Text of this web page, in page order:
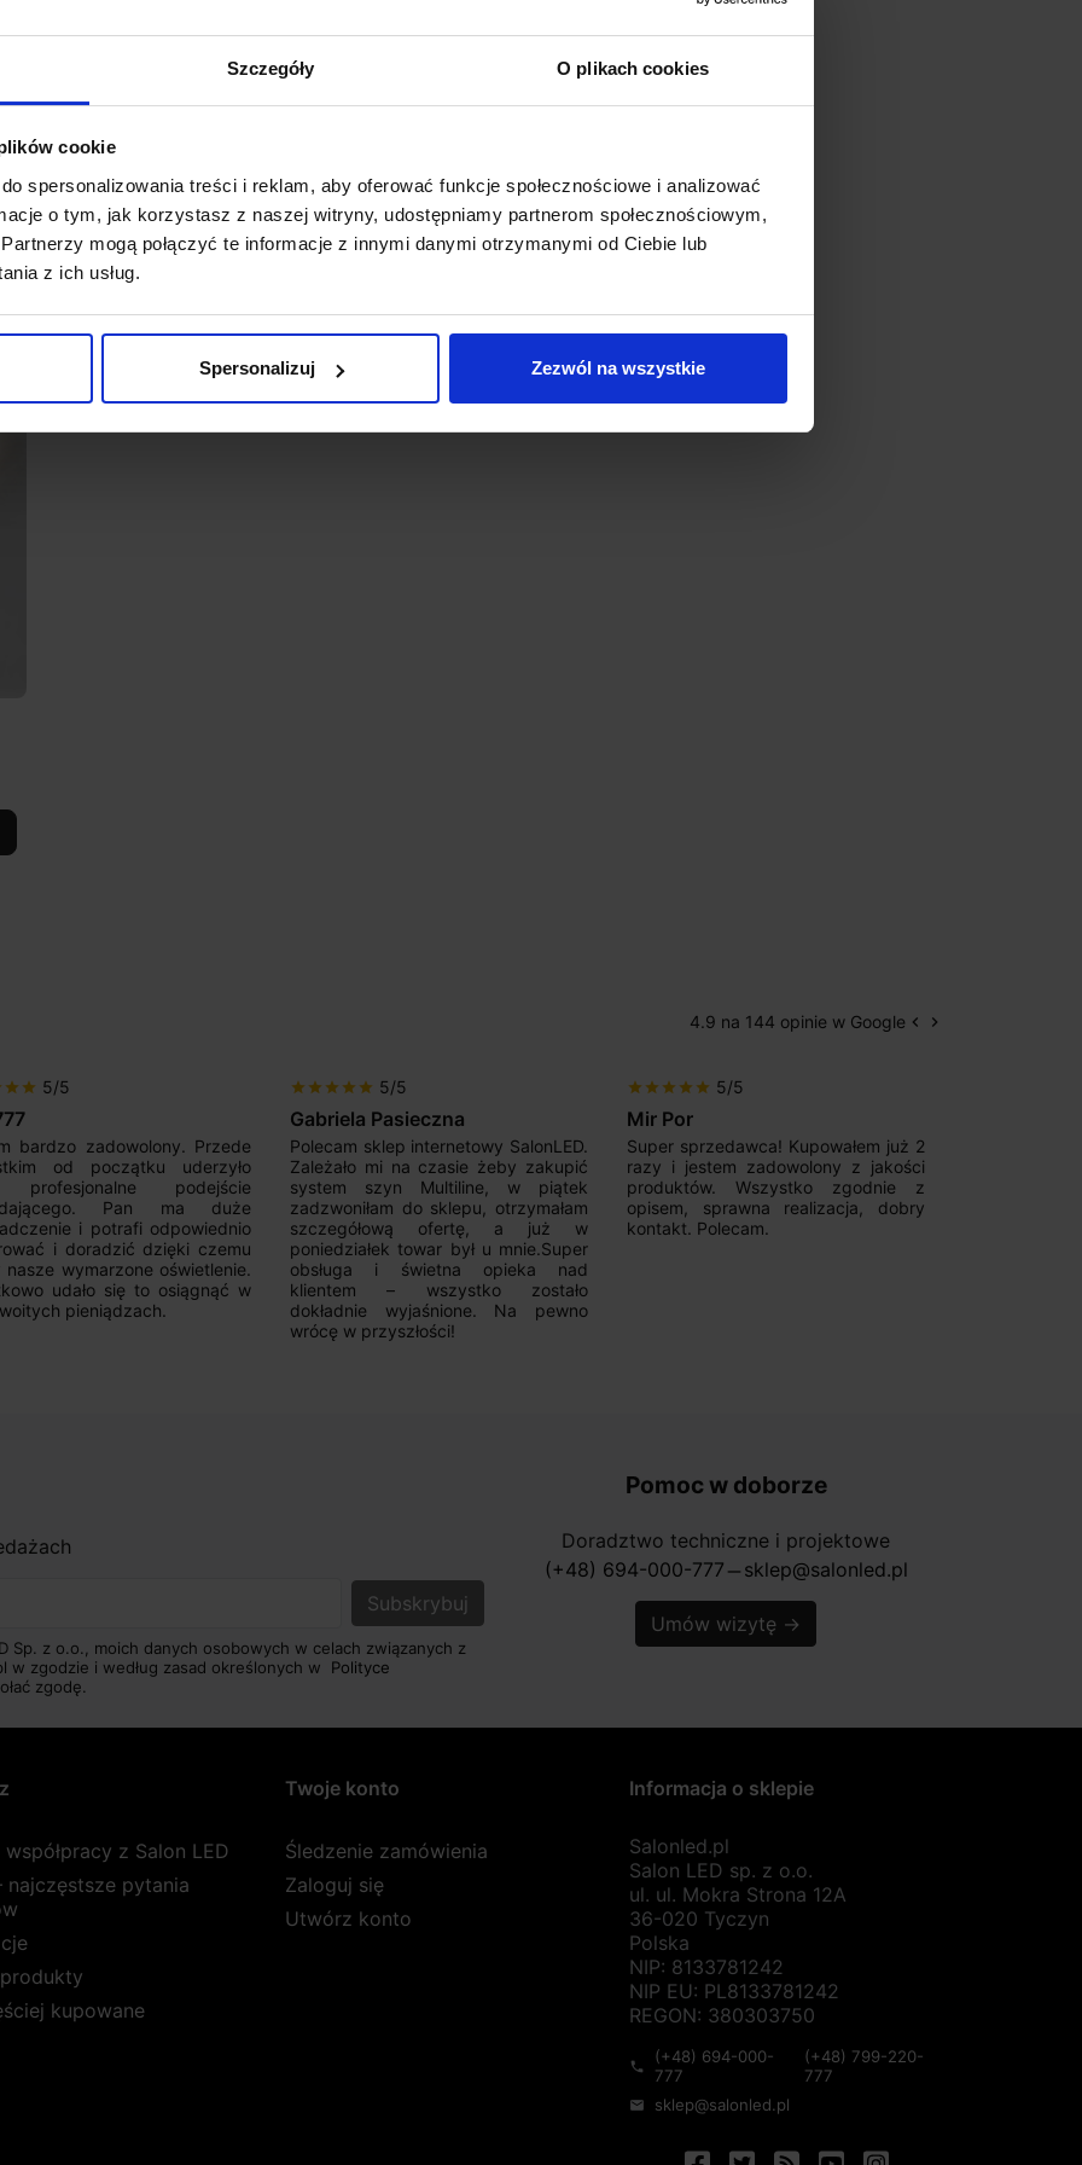
Szczegóły O plikach cookies
cookie
spersonalizowania treści i reklam, aby oferować funkcje społecznościowe i analizować
o tym, jak korzystasz z naszej witryny, udostępniamy partnerom społecznościowym,
mogą połączyć te informacje z innymi danymi otrzymanymi od Ciebie lub
z ich usług.
Spersonalizuj Zezwól na wszystkie
komplecie
4.9 na 144 opinie w Google Poprzedni
keyboard_arrow_left Następny
keyboard_arrow_right
star star 5/5
bardzo zadowolony. Przede
od początku uderzyło
profesjonalne podejście
Pan ma duże
i potrafi odpowiednio
i doradzić dzięki czemu
nasze wymarzone oświetlenie.
udało się to osiągnąć w
pieniądzach.
star star star star star 5/5
Gabriela Pasieczna
Polecam sklep internetowy SalonLED.
Zależało mi na czasie żeby zakupić
system szyn Multiline, w piątek
zadzwoniłam do sklepu, otrzymałam
szczegółową ofertę, a już w
poniedziałek towar był u mnie.Super
obsługa i świetna opieka nad
klientem – wszystko zostało
dokładnie wyjaśnione. Na pewno
wrócę w przyszłości!
star star star star star 5/5
Mir Por
Super sprzedawca! Kupowałem już 2
razy i jestem zadowolony z jakości
produktów. Wszystko zgodnie z
opisem, sprawna realizacja, dobry
kontakt. Polecam.
Sp. z o.o., moich danych osobowych w celach związanych z
zgodzie i według zasad określonych w Polityce
zgodę.
Pomoc w doborze
Doradztwo techniczne i projektowe
(+48) 694-000-777 horizontal_rule sklep@salonled.pl
Umów wizytę →
z Salon LED
najczęstsze pytania
kupowane
Twoje konto
Śledzenie zamówienia
Zaloguj się
Utwórz konto
Informacja o sklepie
Salonled.pl
Salon LED sp. z o.o.
ul. ul. Mokra Strona 12A
36-020 Tyczyn
Polska
NIP: 8133781242
NIP EU: PL8133781242
REGON: 380303750
phone
(+48) 694-000-
777
(+48) 799-220-
777
mail sklep@salonled.pl